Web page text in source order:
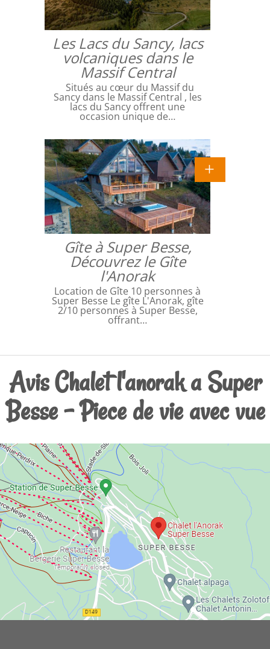
Les Lacs du Sancy, lacs
volcaniques dans le
Massif Central
Situés au cœur du Massif du
Sancy dans le Massif Central , les
lacs du Sancy offrent une
occasion unique de…
Gîte à Super Besse,
Découvrez le Gîte
l'Anorak
Location de Gîte 10 personnes à
Super Besse Le gîte L'Anorak, gîte
2/10 personnes à Super Besse,
offrant…
Avis Chalet l'anorak a Super
Besse - Piece de vie avec vue